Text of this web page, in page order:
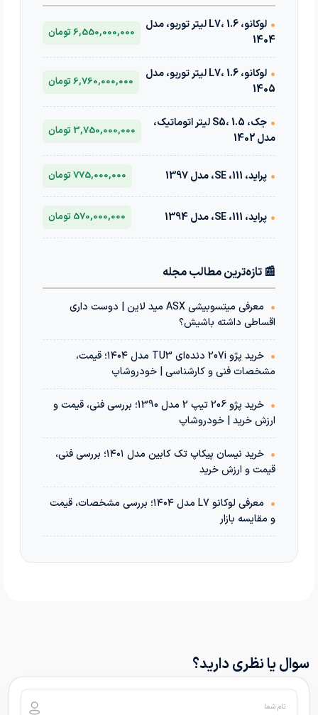
•
لوکانو، L7، 1.6 لیتر توربو، مدل
1404
6,550,000,000 تومان
•
لوکانو، L7، 1.6 لیتر توربو، مدل
1405
6,760,000,000 تومان
•
جک، S5، 1.5 لیتر اتوماتیک،
مدل 1402
3,750,000,000 تومان
• پراید، 111، SE، مدل 1397 775,000,000 تومان
• پراید، 111، SE، مدل 1394 570,000,000 تومان
📰 تازه‌ترین مطالب مجله
•
معرفی میتسوبیشی ASX مید لاین | دوست داری
اقساطی داشته باشیش؟
•
خرید پژو 207i دنده‌ای TU3 مدل ۱۴۰۴؛ قیمت،
مشخصات فنی و کارشناسی | خودروشاپ
•
خرید پژو 206 تیپ 2 مدل 1390؛ بررسی فنی، قیمت و
ارزش خرید | خودروشاپ
•
خرید نیسان پیکاپ تک کابین مدل ۱۴۰۱؛ بررسی فنی،
قیمت و ارزش خرید
•
معرفی لوکانو L7 مدل ۱۴۰۴؛ بررسی مشخصات، قیمت
و مقایسه بازار
سوال یا نظری دارید؟
نام شما